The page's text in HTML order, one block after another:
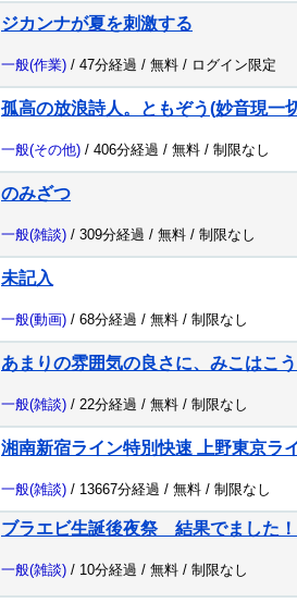
ジカンナが夏を刺激する
一般(作業) / 47分経過 / 無料 / ログイン限定
孤高の放浪詩人。ともぞう(妙音現一
一般(その他) / 406分経過 / 無料 / 制限なし
のみざつ
一般(雑談) / 309分経過 / 無料 / 制限なし
未記入
一般(動画) / 68分経過 / 無料 / 制限なし
あまりの雰囲気の良さに、みこはこ
一般(雑談) / 22分経過 / 無料 / 制限なし
湘南新宿ライン特別快速 上野東京ラ
一般(雑談) / 13667分経過 / 無料 / 制限なし
ブラエビ生誕後夜祭 結果でました
一般(雑談) / 10分経過 / 無料 / 制限なし